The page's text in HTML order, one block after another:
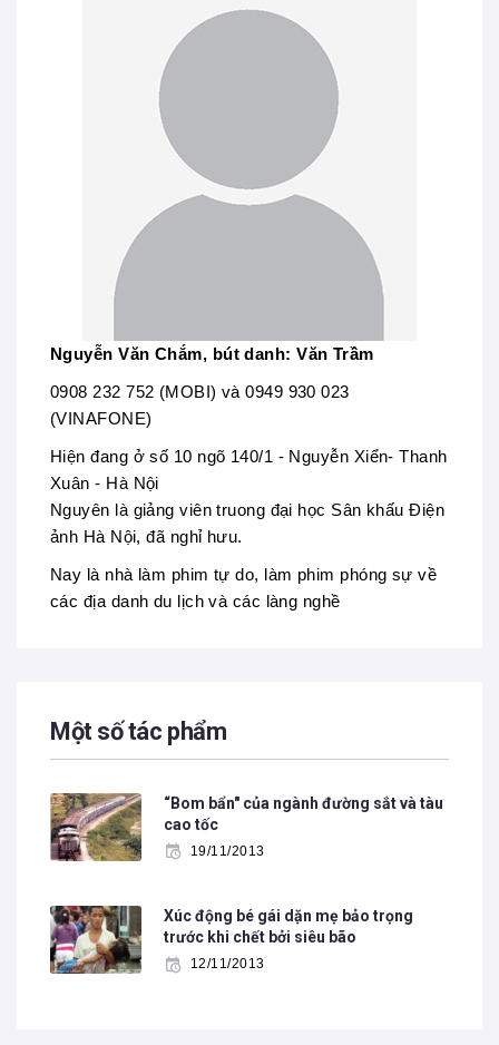
Nguyễn Văn Chắm, bút danh: Văn Trầm
0908 232 752 (MOBI) và 0949 930 023
(VINAFONE)
Hiện đang ở số 10 ngõ 140/1 - Nguyễn Xiển- Thanh
Xuân - Hà Nội
Nguyên là giảng viên truong đại học Sân khấu Điện
ảnh Hà Nội, đã nghỉ hưu.
Nay là nhà làm phim tự do, làm phim phóng sự về
các địa danh du lịch và các làng nghề
Một số tác phẩm
“Bom bẩn" của ngành đường sắt và tàu
cao tốc
19/11/2013
Xúc động bé gái dặn mẹ bảo trọng
trước khi chết bởi siêu bão
12/11/2013